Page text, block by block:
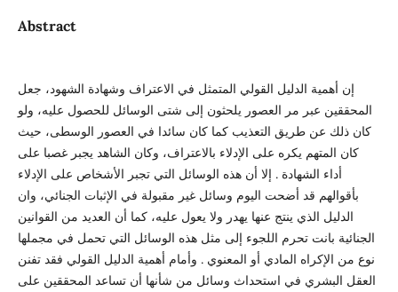
Abstract
إن أهمية الدليل القولي المتمثل في الاعتراف وشهادة الشهود، جعل
المحققين عبر مر العصور يلحثون إلى شتى الوسائل للحصول عليه، ولو
كان ذلك عن طريق التعذيب كما كان سائدا في العصور الوسطى، حيث
كان المتهم يكره على الإدلاء بالاعتراف، وكان الشاهد يجبر غصبا على
أداء الشهادة . إلا أن هذه الوسائل التي تجبر الأشخاص على الإدلاء
بأقوالهم قد أضحت اليوم وسائل غير مقبولة في الإثبات الجنائي، وان
الدليل الذي ينتج عنها يهدر ولا يعول عليه، كما أن العديد من القوانين
الجنائية بانت تحرم اللجوء إلى مثل هذه الوسائل التي تحمل في مجملها
نوع من الإكراه المادي أو المعنوي . وأمام أهمية الدليل القولي فقد تفنن
العقل البشري في استحداث وسائل من شأنها أن تساعد المحققين على